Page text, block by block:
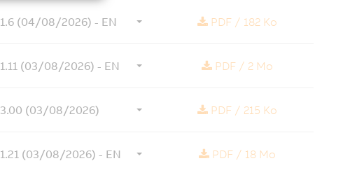
1.6 (04/08/2026) - EN PDF/ 182 Ko
1.11 (03/08/2026) - EN PDF/ 2 Mo
3.00 (03/08/2026) PDF/ 215 Ko
1.21 (03/08/2026) - EN PDF/ 18 Mo